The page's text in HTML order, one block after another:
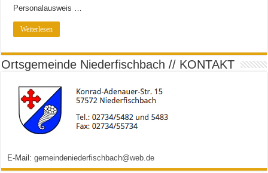
Personalausweis …
Weiterlesen
Ortsgemeinde Niederfischbach // KONTAKT
E-Mail:gemeindeniederfischbach@web.de